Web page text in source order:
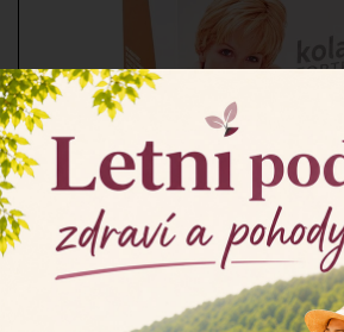
Kolagen FORTE + kyselina